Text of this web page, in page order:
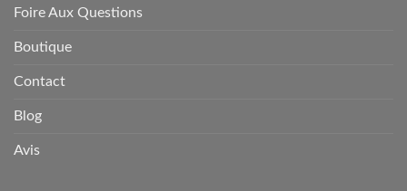
Foire Aux Questions
Boutique
Contact
Blog
Avis